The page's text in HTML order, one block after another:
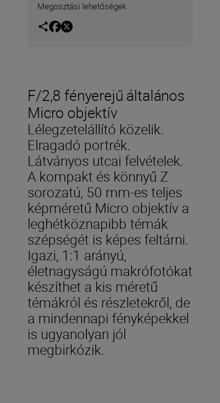
Megosztási lehetőségek
F/2,8 fényerejű általános
Micro objektív
Lélegzetelállító közelik.
Elragadó portrék.
Látványos utcai felvételek.
A kompakt és könnyű Z
sorozatú, 50 mm-es teljes
képméretű Micro objektív a
leghétköznapibb témák
szépségét is képes feltárni.
Igazi, 1:1 arányú,
életnagyságú makrófotókat
készíthet a kis méretű
témákról és részletekről, de
a mindennapi fényképekkel
is ugyanolyan jól
megbirkózik.